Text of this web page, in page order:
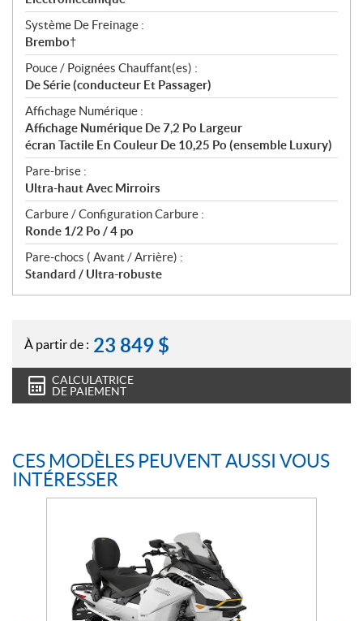
Système De Freinage :
Brembo†
Pouce / Poignées Chauffant(es) :
De Série (conducteur Et Passager)
Affichage Numérique :
Affichage Numérique De 7,2 Po Largeur
écran Tactile En Couleur De 10,25 Po (ensemble Luxury)
Pare-brise :
Ultra-haut Avec Mirroirs
Carbure / Configuration Carbure :
Ronde 1/2 Po / 4 po
Pare-chocs ( Avant / Arrière) :
Standard / Ultra-robuste
À partir de : 23 849 $
CALCULATRICE
DE PAIEMENT
CES MODÈLES PEUVENT AUSSI VOUS
INTÉRESSER